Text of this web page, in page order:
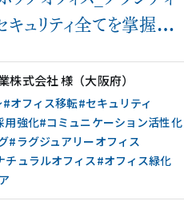
キュリティ全てを掌握し
株式会社 様（大阪府）
#オフィス移転#セキュリティ
用強化#コミュニケーション活性化
#ラグジュアリーオフィス
チュラルオフィス #オフィス緑化